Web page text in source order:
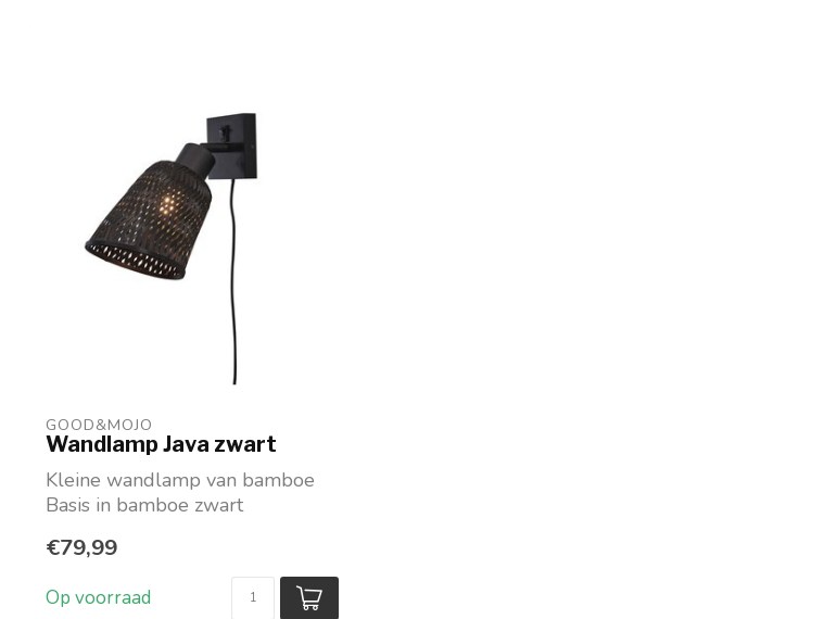
GOOD&MOJO
Wandlamp Java zwart
Kleine wandlamp van bamboe
Basis in bamboe zwart
...
€79,99
Op voorraad